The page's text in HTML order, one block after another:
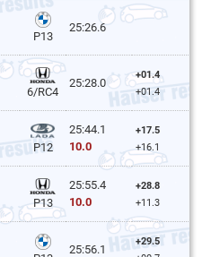
P13
25:26.6
6/RC4
25:28.0
+01.4
+01.4
P12
25:44.1
10.0
+17.5
+16.1
P13
25:55.4
10.0
+28.8
+11.3
25:56.1
+29.5